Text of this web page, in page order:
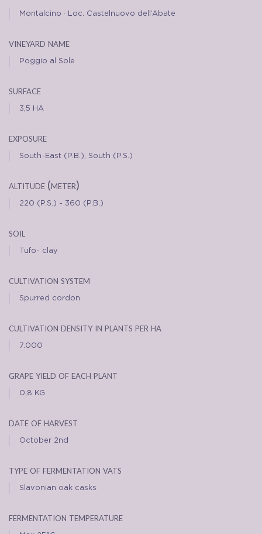
Montalcino · Loc. Castelnuovo dell’Abate
vineyard name
Poggio al Sole
surface
3,5 HA
exposure
South-East (P.B.), South (P.S.)
altitude (meter)
220 (P.S.) - 360 (P.B.)
soil
Tufo- clay
cultivation system
Spurred cordon
cultivation density in plants per ha
7.000
grape yield of each plant
0,8 KG
date of harvest
October 2nd
type of fermentation vats
Slavonian oak casks
fermentation temperature